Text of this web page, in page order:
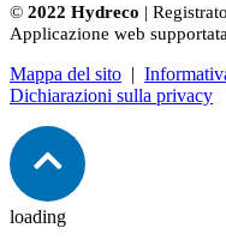
© 2022 Hydreco |
Applicazione web
Mappa del sito |
Dichiarazioni sulla privacy
loading